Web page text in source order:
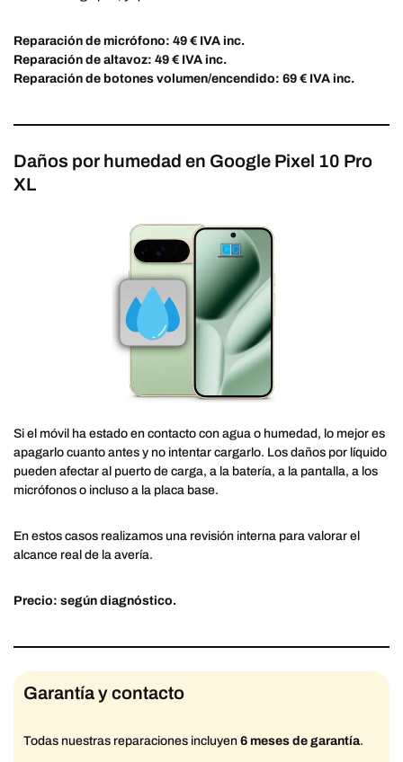
Reparación de micrófono: 49 € IVA inc.
Reparación de altavoz: 49 € IVA inc.
Reparación de botones volumen/encendido: 69 € IVA inc.
Daños por humedad en Google Pixel 10 Pro
XL
Si el móvil ha estado en contacto con agua o humedad, lo mejor es
apagarlo cuanto antes y no intentar cargarlo. Los daños por líquido
pueden afectar al puerto de carga, a la batería, a la pantalla, a los
micrófonos o incluso a la placa base.
En estos casos realizamos una revisión interna para valorar el
alcance real de la avería.
Precio: según diagnóstico.
Garantía y contacto
Todas nuestras reparaciones incluyen 6 meses de garantía.